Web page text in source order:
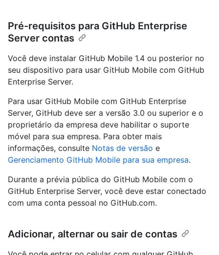
Pré-requisitos para GitHub Enterprise
Server contas
Você deve instalar GitHub Mobile 1.4 ou posterior no
seu dispositivo para usar GitHub Mobile com GitHub
Enterprise Server.
Para usar GitHub Mobile com GitHub Enterprise
Server, GitHub deve ser a versão 3.0 ou superior e o
proprietário da empresa deve habilitar o suporte
móvel para sua empresa. Para obter mais
informações, consulte Notas de versão e
Gerenciamento GitHub Mobile para sua empresa.
Durante a prévia pública do GitHub Mobile com o
GitHub Enterprise Server, você deve estar conectado
com uma conta pessoal no GitHub.com.
Adicionar, alternar ou sair de contas